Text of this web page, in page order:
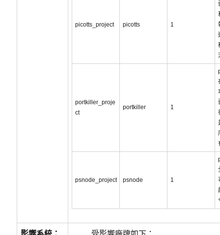
picotts_project picotts 1
portkiller_proje
ct
portkiller 1
psnode_project psnode 1